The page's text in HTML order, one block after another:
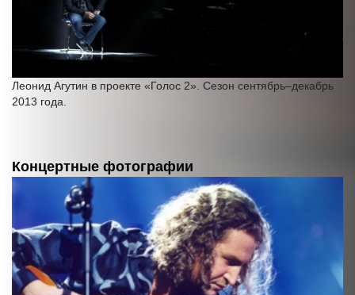
Леонид Агутин в проекте «Голос 2». Сезон сентябрь–декабрь
2013 года.
Концертные фотографии